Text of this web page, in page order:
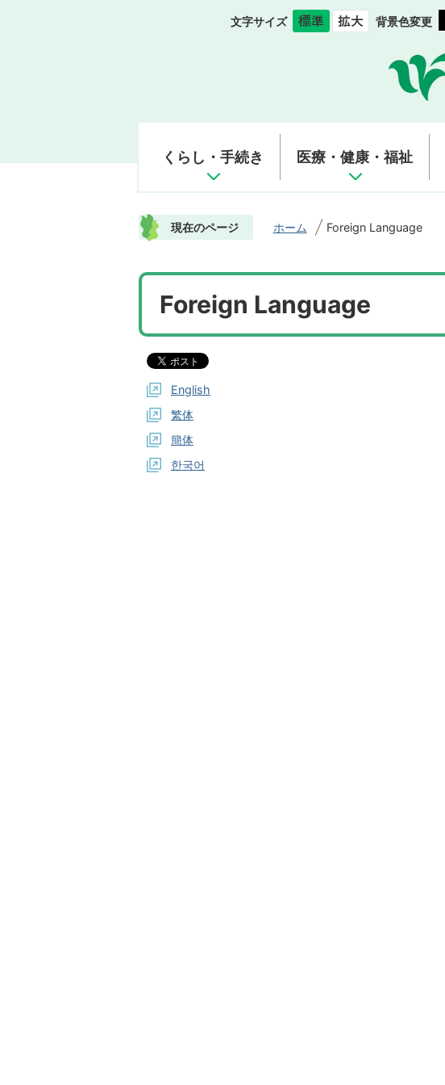
文字サイズ 背景色変更
くらし・手続き 医療・健康・福祉
現在のページ ホーム Foreign Language
Foreign Language
English
繁体
簡体
한국어